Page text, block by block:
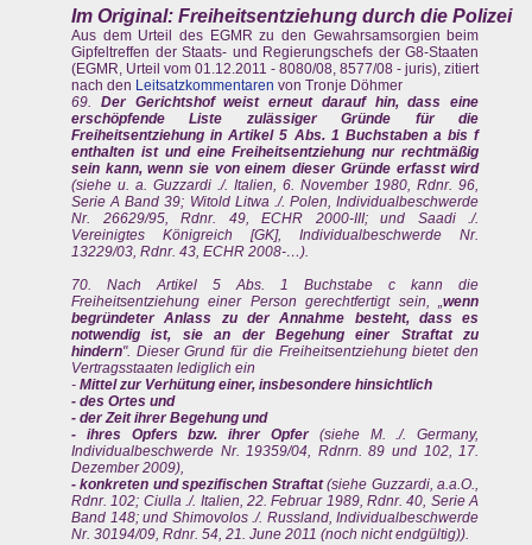
Im Original: Freiheitsentziehung durch die Polizei
Aus dem Urteil des EGMR zu den Gewahrsamsorgien beim
Gipfeltreffen der Staats- und Regierungschefs der G8-Staaten
(EGMR, Urteil vom 01.12.2011 - 8080/08, 8577/08 - juris), zitiert
nach den Leitsatzkommentaren von Tronje Döhmer
69. Der Gerichtshof weist erneut darauf hin, dass eine
erschöpfende Liste zulässiger Gründe für die
Freiheitsentziehung in Artikel 5 Abs. 1 Buchstaben a bis f
enthalten ist und eine Freiheitsentziehung nur rechtmäßig
sein kann, wenn sie von einem dieser Gründe erfasst wird
(siehe u. a. Guzzardi ./. Italien, 6. November 1980, Rdnr. 96,
Serie A Band 39; Witold Litwa ./. Polen, Individualbeschwerde
Nr. 26629/95, Rdnr. 49, ECHR 2000-III; und Saadi ./.
Vereinigtes Königreich [GK], Individualbeschwerde Nr.
13229/03, Rdnr. 43, ECHR 2008-…).
70. Nach Artikel 5 Abs. 1 Buchstabe c kann die
Freiheitsentziehung einer Person gerechtfertigt sein, „wenn
begründeter Anlass zu der Annahme besteht, dass es
notwendig ist, sie an der Begehung einer Straftat zu
hindern". Dieser Grund für die Freiheitsentziehung bietet den
Vertragsstaaten lediglich ein
- Mittel zur Verhütung einer, insbesondere hinsichtlich
- des Ortes und
- der Zeit ihrer Begehung und
- ihres Opfers bzw. ihrer Opfer(siehe M. ./. Germany,
Individualbeschwerde Nr. 19359/04, Rdnrn. 89 und 102, 17.
Dezember 2009),
- konkreten und spezifischen Straftat(siehe Guzzardi, a.a.O.,
Rdnr. 102; Ciulla ./. Italien, 22. Februar 1989, Rdnr. 40, Serie A
Band 148; und Shimovolos ./. Russland, Individualbeschwerde
Nr. 30194/09, Rdnr. 54, 21. June 2011 (noch nicht endgültig)).